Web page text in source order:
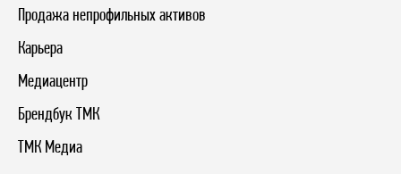
Продажа непрофильных активов
Карьера
Медиацентр
Брендбук ТМК
ТМК Медиа